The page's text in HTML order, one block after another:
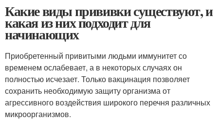
Какие виды прививки существуют, и
какая из них подходит для
начинающих
Приобретенный привитыми людьми иммунитет со
временем ослабевает, а в некоторых случаях он
полностью исчезает. Только вакцинация позволяет
сохранить необходимую защиту организма от
агрессивного воздействия широкого перечня различных
микроорганизмов.